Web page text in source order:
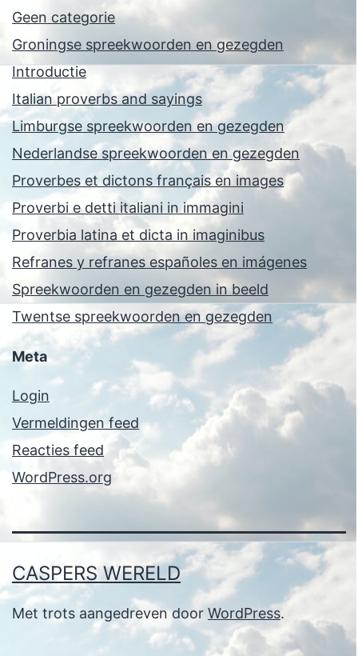
Geen categorie
Groningse spreekwoorden en gezegden
Introductie
Italian proverbs and sayings
Limburgse spreekwoorden en gezegden
Nederlandse spreekwoorden en gezegden
Proverbes et dictons français en images
Proverbi e detti italiani in immagini
Proverbia latina et dicta in imaginibus
Refranes y refranes españoles en imágenes
Spreekwoorden en gezegden in beeld
Twentse spreekwoorden en gezegden
Meta
Login
Vermeldingen feed
Reacties feed
WordPress.org
CASPERS WERELD
Met trots aangedreven door WordPress.